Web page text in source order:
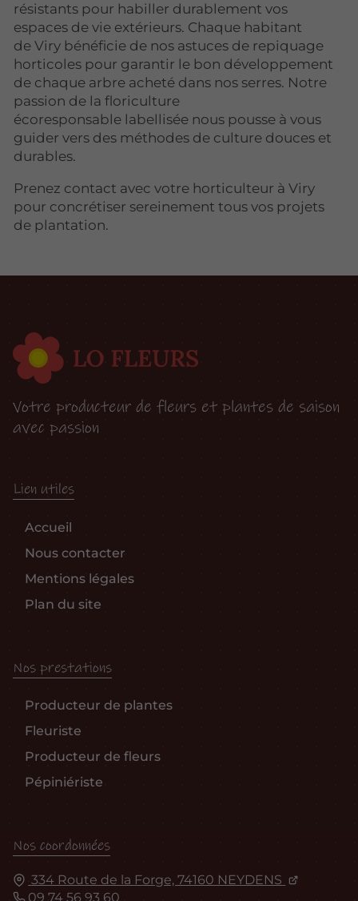
résistants pour habiller durablement vos
espaces de vie extérieurs. Chaque habitant
de Viry bénéficie de nos astuces de repiquage
horticoles pour garantir le bon développement
de chaque arbre acheté dans nos serres. Notre
passion de la floriculture
écoresponsable labellisée nous pousse à vous
guider vers des méthodes de culture douces et
durables.
Prenez contact avec votre horticulteur à Viry
pour concrétiser sereinement tous vos projets
de plantation.
Votre producteur de fleurs et plantes de saison
avec passion
Lien utiles
Accueil
Nous contacter
Mentions légales
Plan du site
Nos prestations
Producteur de plantes
Fleuriste
Producteur de fleurs
Pépiniériste
Nos coordonnées
334 Route de la Forge, 74160 NEYDENS
09 74 56 93 60